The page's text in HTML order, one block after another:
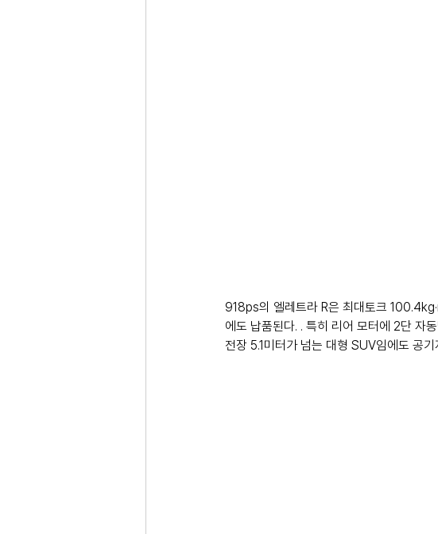
918ps의 엘레트라 R은 최대토크
에도 납품된다. . 특히 리어 모터에 2단 자
전장 5.1미터가 넘는 대형 SUV임에도 공